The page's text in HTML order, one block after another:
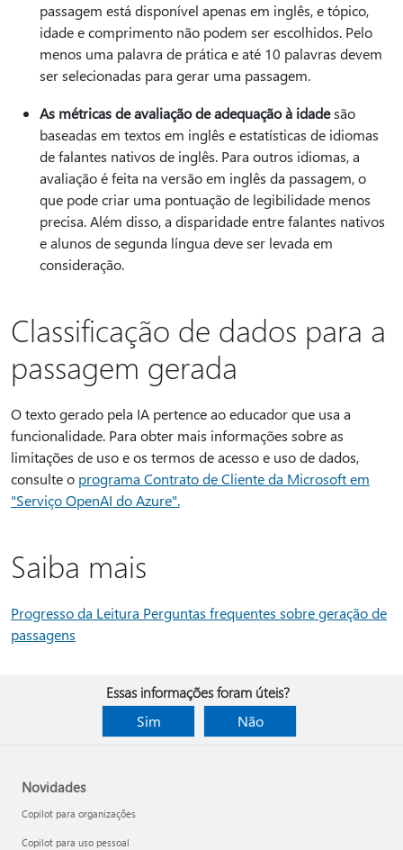
passagem está disponível apenas em inglês, e tópico,
idade e comprimento não podem ser escolhidos. Pelo
menos uma palavra de prática e até 10 palavras devem
ser selecionadas para gerar uma passagem.
As métricas de avaliação de adequação à idadesão
baseadas em textos em inglês e estatísticas de idiomas
de falantes nativos de inglês. Para outros idiomas, a
avaliação é feita na versão em inglês da passagem, o
que pode criar uma pontuação de legibilidade menos
precisa. Além disso, a disparidade entre falantes nativos
e alunos de segunda língua deve ser levada em
consideração.
Classificação de dados para a
passagem gerada
O texto gerado pela IA pertence ao educador que usa a
funcionalidade. Para obter mais informações sobre as
limitações de uso e os termos de acesso e uso de dados,
consulte o programa Contrato de Cliente da Microsoft em
"Serviço OpenAI do Azure".
Saiba mais
Progresso da Leitura Perguntas frequentes sobre geração de
passagens
Essas informações foram úteis?
Sim
Não
Novidades
Copilot para organizações
Copilot para uso pessoal